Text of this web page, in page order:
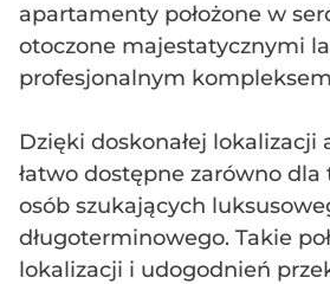
apartamenty położone w
otoczone majestatycznymi
profesjonalnym
Dzięki doskonałej lokalizacji
łatwo dostępne zarówno dla
osób szukających
długoterminowego. Takie
lokalizacji i udogodnień